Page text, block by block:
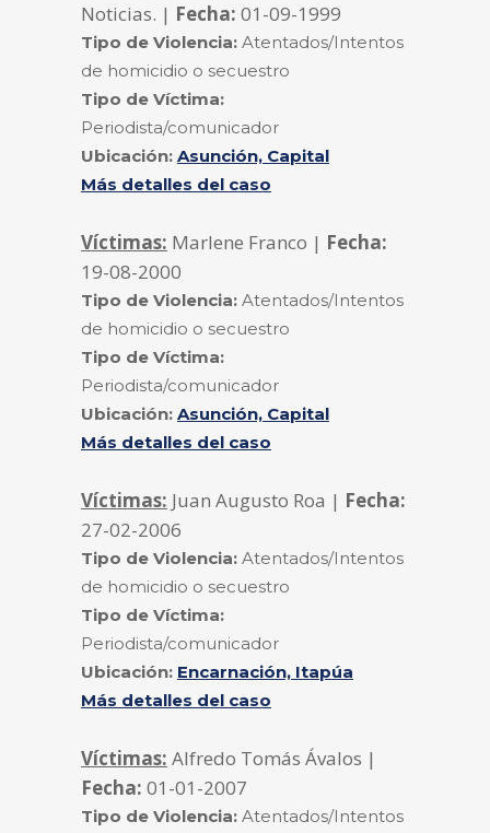
Noticias. | Fecha: 01-09-1999
Tipo de Violencia: Atentados/Intentos
de homicidio o secuestro
Tipo de Víctima:
Periodista/comunicador
Ubicación: Asunción, Capital
Más detalles del caso
Víctimas: Marlene Franco | Fecha:
19-08-2000
Tipo de Violencia: Atentados/Intentos
de homicidio o secuestro
Tipo de Víctima:
Periodista/comunicador
Ubicación: Asunción, Capital
Más detalles del caso
Víctimas: Juan Augusto Roa | Fecha:
27-02-2006
Tipo de Violencia: Atentados/Intentos
de homicidio o secuestro
Tipo de Víctima:
Periodista/comunicador
Ubicación: Encarnación, Itapúa
Más detalles del caso
Víctimas: Alfredo Tomás Ávalos |
Fecha: 01-01-2007
Tipo de Violencia: Atentados/Intentos